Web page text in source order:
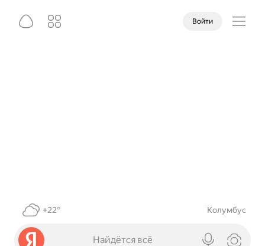
Войти
+22° Колумбус
Найдётся всё